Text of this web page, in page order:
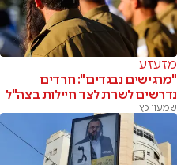
מזעזע
"מרגישים נבגדים": חרדים
נדרשים לשרת לצד חיילות בצה"ל
שמעון כץ